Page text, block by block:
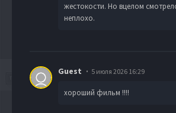
жестокости. Но вцелом
неплохо.
Guest 5 июля 2026 16:29
хороший фильм !!!!